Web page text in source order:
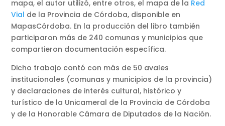
mapa, el autor utilizó, entre otros, el mapa de la Red
Vial de la Provincia de Córdoba, disponible en
MapasCórdoba. En la producción del libro también
participaron más de 240 comunas y municipios que
compartieron documentación específica.
Dicho trabajo contó con más de 50 avales
institucionales (comunas y municipios de la provincia)
y declaraciones de interés cultural, histórico y
turístico de la Unicameral de la Provincia de Córdoba
y de la Honorable Cámara de Diputados de la Nación.